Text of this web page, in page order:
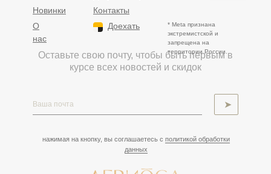
Оставьте свою почту, чтобы быть первым в
курсе всех новостей и скидок
нажимая на кнопку, вы соглашаетесь с политикой обработки
данных
➤
* Meta признана
экстремистской и
запрещена на
территории России.
Новинки
О
нас
Контакты
Доехать